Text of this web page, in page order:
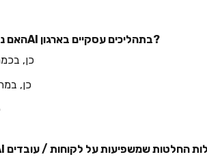
האם נעשה שימוש ב־AI בתהליכים עסקיים בארגון?
כן,
כן,